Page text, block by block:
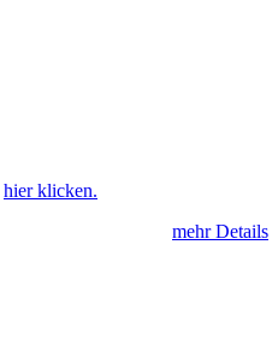
hier klicken.
mehr Details